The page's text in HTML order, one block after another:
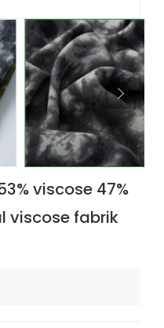
viscose 47%
viscose fabrik